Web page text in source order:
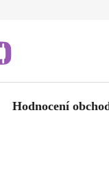
Hodnocení